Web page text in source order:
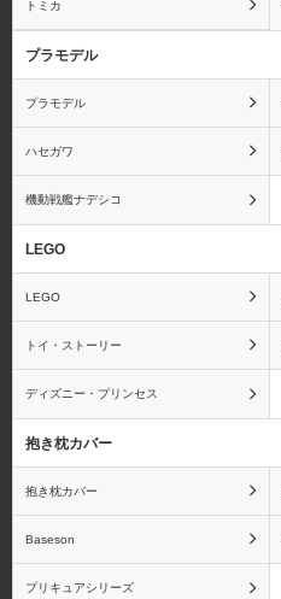
アンパンマン
ウィッチブレイド
うたの☆プリンスさまっ
海物語
トミカ
プラモデル
プラモデル
ハセガワ
機動戦艦ナデシコ
LEGO
LEGO
トイ・ストーリー
ディズニー・プリンセス
抱き枕カバー
抱き枕カバー
Baseson
プリキュアシリーズ